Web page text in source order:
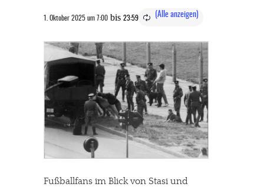
1. Oktober 2025 um 7:00 bis 23:59
Fußballfans im Blick von Stasi und